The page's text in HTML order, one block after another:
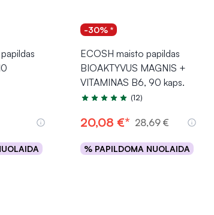
-30% *
ECOSH maisto papildas
BIOAKTYVUS MAGNIS +
VITAMINAS B6, 90 kaps.
Įvertinimas 5.0 iš 5
(12)
20,08 €* 28,69 €
% PAPILDOMA NUOLAIDA
Į krepšelį